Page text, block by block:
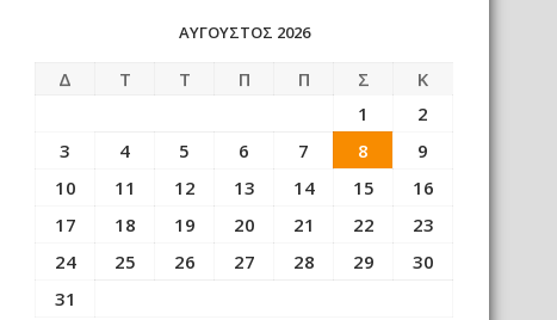
ΑΎΓΟΥΣΤΟΣ 2026
Δ Τ Τ Π Π Σ
Κ
1
2
3
4 5 6 7 8
9
10
11 12 13 14 15
16
17
18 19 20 21 22
23
24
25 26 27 28 29
30
31